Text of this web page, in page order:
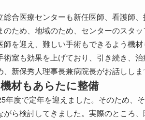
合医療センターも新任医師、看護師
ため、地域のため、センターのスタ
を迎え、難しい手術もできるよう機
室も効果を上げており、引き続き、治
新保秀人理事長兼病院長がお話ししま
材もあらたに整備
度で定年を迎えました。そのため、
がら検討してきました。実際のところ